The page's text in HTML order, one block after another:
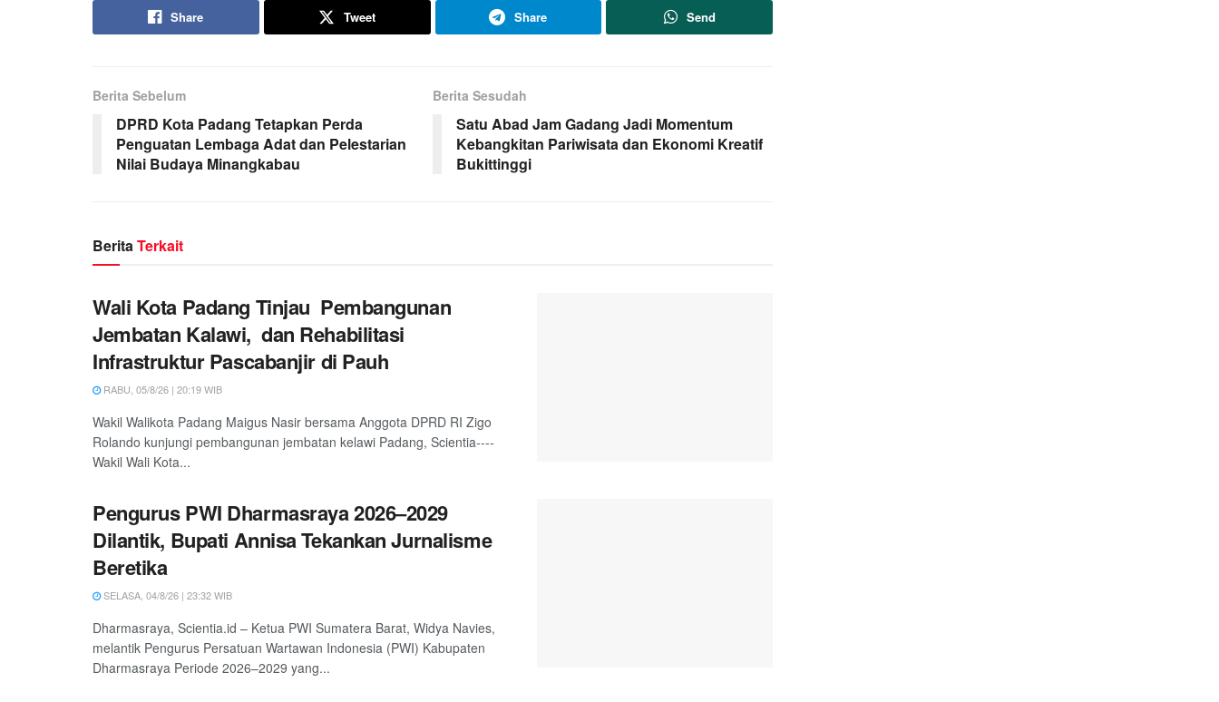
Share Tweet Share Send
Berita Sebelum
DPRD Kota Padang Tetapkan Perda
Penguatan Lembaga Adat dan Pelestarian
Nilai Budaya Minangkabau
Berita Sesudah
Satu Abad Jam Gadang Jadi Momentum
Kebangkitan Pariwisata dan Ekonomi Kreatif
Bukittinggi
BeritaTerkait
Wali Kota Padang Tinjau Pembangunan
Jembatan Kalawi, dan Rehabilitasi
Infrastruktur Pascabanjir di Pauh
RABU, 05/8/26 | 20:19 WIB
Wakil Walikota Padang Maigus Nasir bersama Anggota DPRD RI Zigo
Rolando kunjungi pembangunan jembatan kelawi Padang, Scientia----
Wakil Wali Kota...
Pengurus PWI Dharmasraya 2026–2029
Dilantik, Bupati Annisa Tekankan Jurnalisme
Beretika
SELASA, 04/8/26 | 23:32 WIB
Dharmasraya, Scientia.id – Ketua PWI Sumatera Barat, Widya Navies,
melantik Pengurus Persatuan Wartawan Indonesia (PWI) Kabupaten
Dharmasraya Periode 2026–2029 yang...